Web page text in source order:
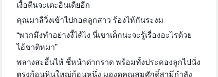
เงื้อตีนจะเตะอินเดียอีก
คุณมาลีวิ่งเข้าไปกอดลูกสาว ร้องไห้กันระงม
“พวกมึงทำอย่างงี้ได้ไง นี่เขาเด็กนะจะรู้เรื่องอะไรด้วย
ไอ้ชาติหมา”
พลางสะอื้นไห้ ชี้หน้าด่ากราด พร้อมทั้งประคองลูกไปนั่ง
ตรงก้อนหินใหญ่ก้อนหนึ่ง มองดูคุณสมศักดิ์สามีกำลัง